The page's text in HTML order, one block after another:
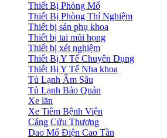
Thiết Bị Phòng Mổ
Thiết Bị Phòng Thí Nghiệm
Thiết bị sản phụ khoa
Thiết bị tai mũi họng
Thiết bị xét nghiệm
Thiết Bị Y Tế Chuyên Dụng
Thiết Bị Y Tế Nha khoa
Tủ Lạnh Âm Sâu
Tủ Lạnh Bảo Quản
Xe lăn
Xe Tiêm Bệnh Viện
Cáng Cứu Thương
Dao Mổ Điện Cao Tần